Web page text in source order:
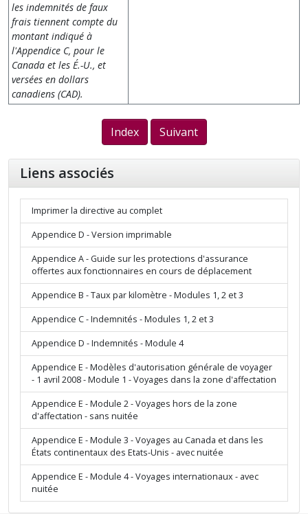
les indemnités de faux
frais tiennent compte du
montant indiqué à
l'Appendice C, pour le
Canada et les É.-U., et
versées en dollars
canadiens (CAD).
Index Suivant
Liens associés
Imprimer la directive au complet
Appendice D - Version imprimable
Appendice A - Guide sur les protections d'assurance
offertes aux fonctionnaires en cours de déplacement
Appendice B - Taux par kilomètre - Modules 1, 2 et 3
Appendice C - Indemnités - Modules 1, 2 et 3
Appendice D - Indemnités - Module 4
Appendice E - Modèles d'autorisation générale de voyager
- 1 avril 2008 - Module 1 - Voyages dans la zone d'affectation
Appendice E - Module 2 - Voyages hors de la zone
d'affectation - sans nuitée
Appendice E - Module 3 - Voyages au Canada et dans les
États continentaux des Etats-Unis - avec nuitée
Appendice E - Module 4 - Voyages internationaux - avec
nuitée